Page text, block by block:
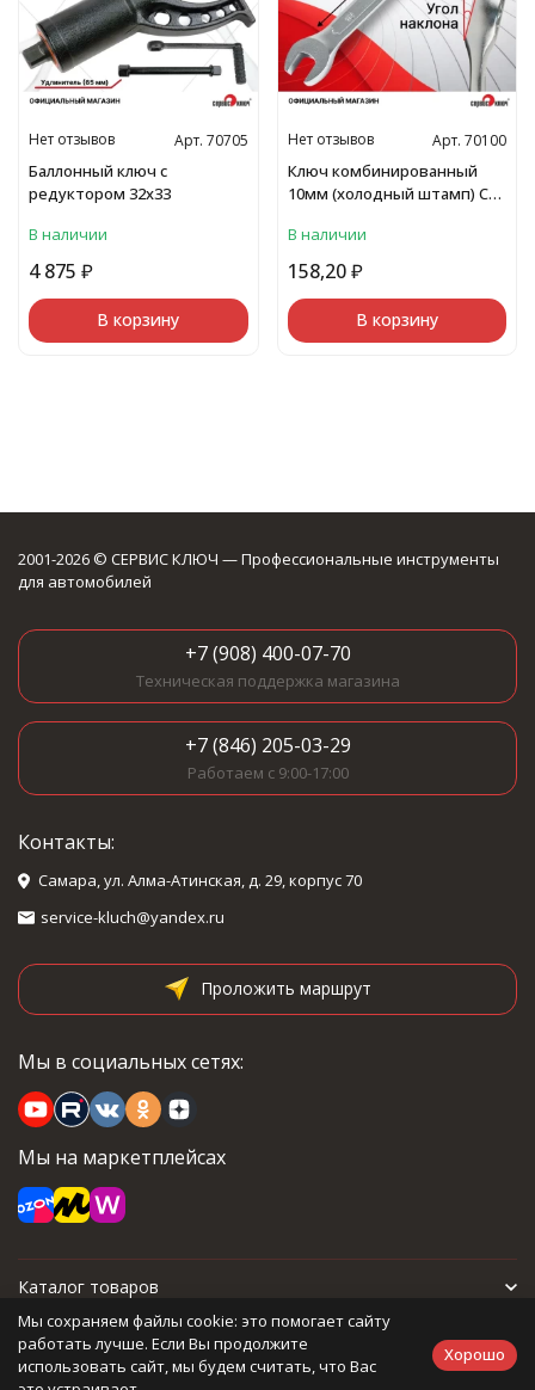
Баллонный ключ с
редуктором 32х33
В наличии
Нет отзывов Арт. 70705
4 875 ₽
В корзину
Ключ комбинированный
10мм (холодный штамп) CR-
В наличии
Нет отзывов Арт. 70100
158,20 ₽
В корзину
2001-2026 © СЕРВИС КЛЮЧ — Профессиональные инструменты
для автомобилей
+7 (908) 400-07-70
Техническая поддержка магазина
+7 (846) 205-03-29
Работаем с 9:00-17:00
Контакты:
Самара, ул. Алма-Атинская, д. 29, корпус 70
service-kluch@yandex.ru
Проложить маршрут
Мы в социальных сетях:
Мы на маркетплейсах
Каталог товаров
Для покупателя
Мы сохраняем файлы cookie: это помогает сайту
работать лучше. Если Вы продолжите
использовать сайт, мы будем считать, что Вас
Хорошо